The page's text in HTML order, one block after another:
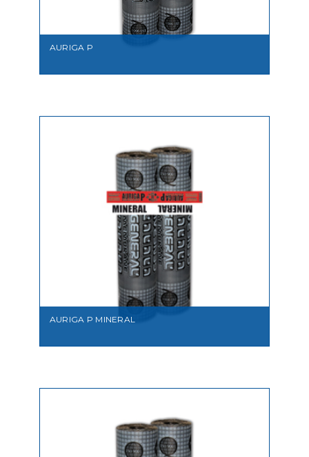
AURIGA P
VEDI
AURIGA P MINERAL